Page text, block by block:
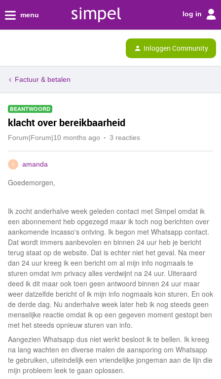
menu log in
Inloggen Community
Factuur & betalen
BEANTWOORD
klacht over bereikbaarheid
Forum|Forum|10 months ago 3 reacties
A amanda
Goedemorgen,
Ik zocht anderhalve week geleden contact met Simpel omdat ik
een abonnement heb opgezegd maar ik toch nog berichten over
aankomende incasso's ontving. Ik begon met Whatsapp contact.
Dat wordt immers aanbevolen en binnen 24 uur heb je bericht
terug staat op de website. Dat is echter niet het geval. Na meer
dan 24 uur kreeg ik een bericht om al mijn info nogmaals te
sturen omdat ivm privacy alles verdwijnt na 24 uur. Uiteraard
deed ik dit maar ook toen geen antwoord binnen 24 uur maar
weer datzelfde bericht of ik mijn info nogmaals kon sturen. En ook
de derde dag. Nu anderhalve week later heb ik nog steeds geen
menselijke reactie omdat ik op een gegeven moment gestopt ben
met het steeds opnieuw sturen van info.
Aangezien Whatsapp dus niet werkt besloot ik te bellen. Ik kreeg
na lang wachten en diverse malen de aansporing om Whatsapp
te gebruiken, uiteindelijk een vriendelijke jongeman aan de lijn die
mijn probleem leek te gaan oplossen.